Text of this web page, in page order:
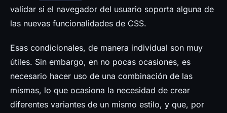
validar si el navegador del usuario soporta alguna de
las nuevas funcionalidades de CSS.
Esas condicionales, de manera individual son muy
útiles. Sin embargo, en no pocas ocasiones, es
necesario hacer uso de una combinación de las
mismas, lo que ocasiona la necesidad de crear
diferentes variantes de un mismo estilo, y que, por